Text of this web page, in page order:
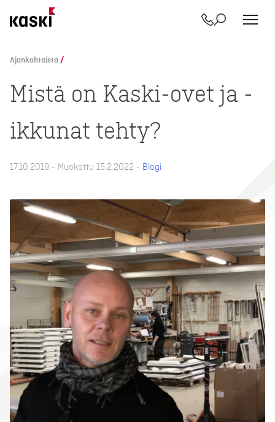
sisältöön
Yhteystiedot
Etsi
Ajankohtaista /
Mistä on Kaski-ovet ja -
ikkunat tehty?
17.10.2019 - Muokattu 15.2.2022 - Blogi